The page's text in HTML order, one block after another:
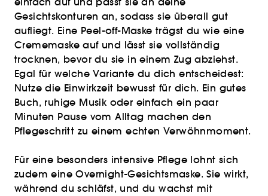
Gesichtskonturen an, sodass sie überall gut
aufliegt. Eine Peel-off-Maske trägst du wie eine
Crememaske auf und lässt sie vollständig
trocknen, bevor du sie in einem Zug abziehst.
Egal für welche Variante du dich entscheidest:
Nutze die Einwirkzeit bewusst für dich. Ein gutes
Buch, ruhige Musik oder einfach ein paar
Minuten Pause vom Alltag machen den
Pflegeschritt zu einem echten Verwöhnmoment.
Für eine besonders intensive Pflege lohnt sich
zudem eine Overnight-Gesichtsmaske. Sie wirkt,
während du schläfst, und du wachst mit